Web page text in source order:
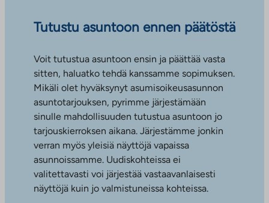
Tutustu asuntoon ennen päätöstä
Voit tutustua asuntoon ensin ja päättää vasta
sitten, haluatko tehdä kanssamme sopimuksen.
Mikäli olet hyväksynyt asumisoikeusasunnon
asuntotarjouksen, pyrimme järjestämään
sinulle mahdollisuuden tutustua asuntoon jo
tarjouskierroksen aikana. Järjestämme jonkin
verran myös yleisiä näyttöjä vapaissa
asunnoissamme. Uudiskohteissa ei
valitettavasti voi järjestää vastaavanlaisesti
näyttöjä kuin jo valmistuneissa kohteissa.